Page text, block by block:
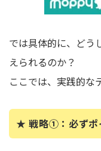
では具体的に、どう
えられるのか？
ここでは、実践的な
★ 戦略①：必ずポ